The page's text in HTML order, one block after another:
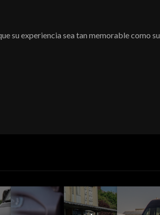
su experiencia sea tan memorable como su